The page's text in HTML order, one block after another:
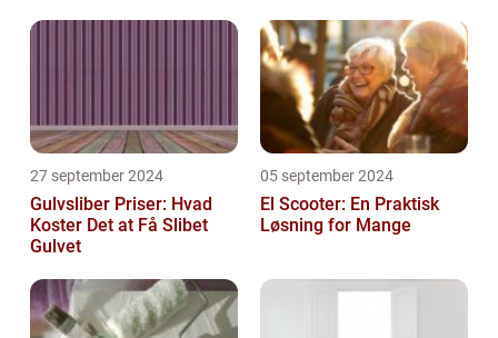
27 september 2024
Gulvsliber Priser: Hvad
Koster Det at Få Slibet
Gulvet
05 september 2024
El Scooter: En Praktisk
Løsning for Mange